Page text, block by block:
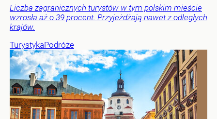
Liczba zagranicznych turystów w tym polskim mieście
wzrosła aż o 39 procent. Przyjeżdżają nawet z odległych
krajów.
TurystykaPodróże